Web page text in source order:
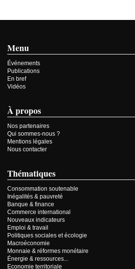
Menu
Événements
Publications
En bref
Vidéos
À propos
Nos partenaires
Qui sommes-nous ?
Mentions légales
Nous contacter
Thématiques
Consommation soutenable
Inégalités & pauvreté
Banque & finance
Commerce international
Nouveaux indicateurs
Emploi & travail
Politiques sociales et écologie
Macroéconomie
Monnaie & réformes monétaire
Énergie & ressources...
Economie territoriale